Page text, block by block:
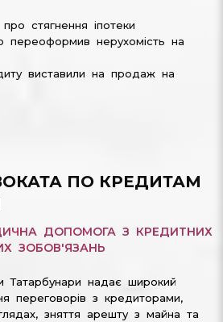
стягнення іпотеки
переоформив нерухомість на
виставили на продаж на
ПО КРЕДИТАМ
ДОПОМОГА З КРЕДИТНИХ
ЗОБОВ'ЯЗАНЬ
Татарбунари надає широкий
переговорів з кредиторами,
зняття арешту з майна та